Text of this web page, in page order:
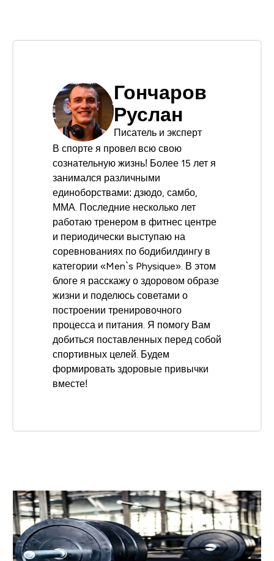
Гончаров
Руслан
Писатель и эксперт
В спорте я провел всю свою
сознательную жизнь! Более 15 лет я
занимался различными
единоборствами: дзюдо, самбо,
ММА. Последние несколько лет
работаю тренером в фитнес центре
и периодически выступаю на
соревнованиях по бодибилдингу в
категории «Men`s Physique». В этом
блоге я расскажу о здоровом образе
жизни и поделюсь советами о
построении тренировочного
процесса и питания. Я помогу Вам
добиться поставленных перед собой
спортивных целей. Будем
формировать здоровые привычки
вместе!